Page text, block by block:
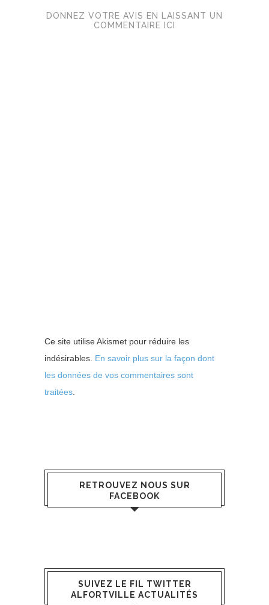
DONNEZ VOTRE AVIS EN LAISSANT UN
COMMENTAIRE ICI
Ce site utilise Akismet pour réduire les
indésirables. En savoir plus sur la façon dont
les données de vos commentaires sont
traitées
RETROUVEZ NOUS SUR
FACEBOOK
SUIVEZ LE FIL TWITTER
ALFORTVILLE ACTUALITÉS